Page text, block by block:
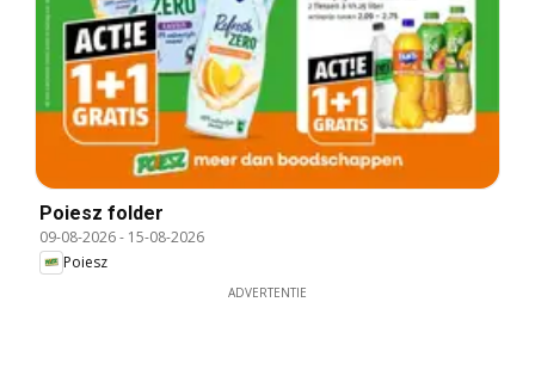
Poiesz folder
09-08-2026- 15-08-2026
Poiesz
ADVERTENTIE